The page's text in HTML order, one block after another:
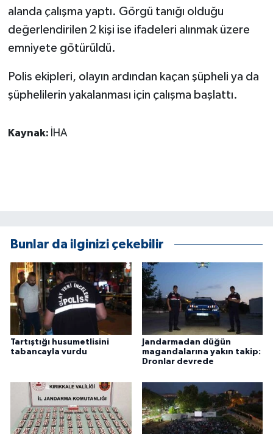
alanda çalışma yaptı. Görgü tanığı olduğu
değerlendirilen 2 kişi ise ifadeleri alınmak üzere
emniyete götürüldü.
Polis ekipleri, olayın ardından kaçan şüpheli ya da
şüphelilerin yakalanması için çalışma başlattı.
Kaynak: İHA
Bunlar da ilginizi çekebilir
Tartıştığı husumetlisini
tabancayla vurdu
Jandarmadan düğün
magandalarına yakın takip:
Dronlar devrede
POLİTİKA
Sağlık
SİYASET
TEKNOLOJİ
YEREL
Yerel Haberler